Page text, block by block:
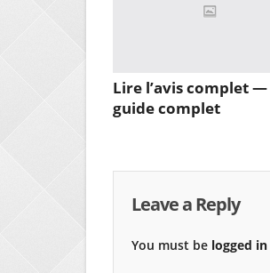
Lire l’avis complet —
guide complet
Leave a Reply
You must be logged in